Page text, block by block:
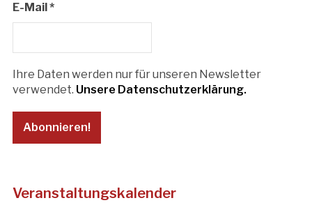
E-Mail*
Ihre Daten werden nur für unseren Newsletter
verwendet. Unsere Datenschutzerklärung.
Veranstaltungskalender